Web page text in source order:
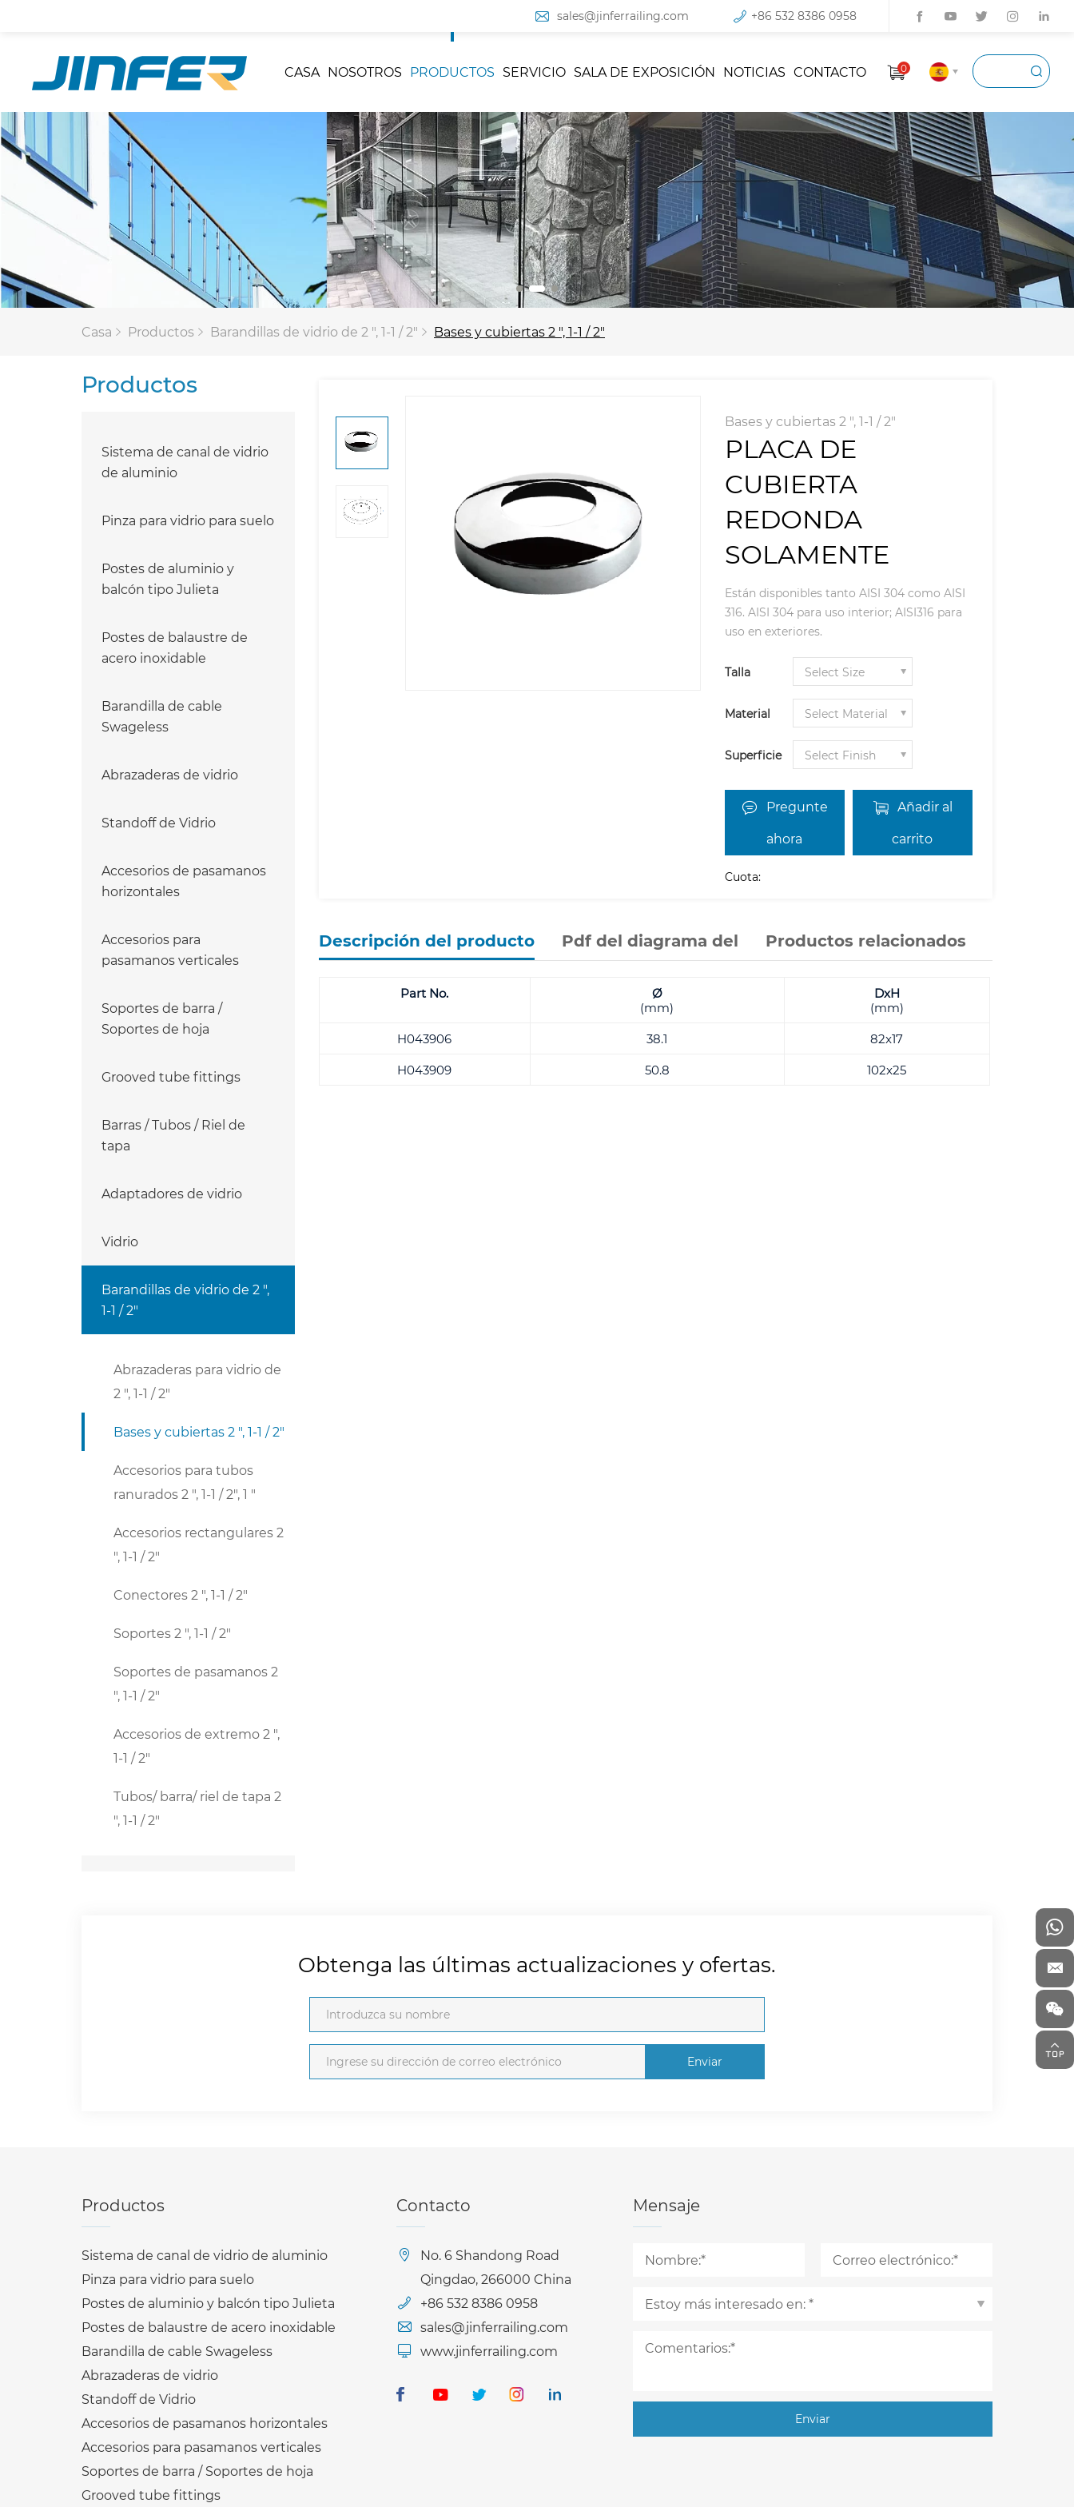
sales@jinferrailing.com +86 532 8386 0958
0
CASA NOSOTROS PRODUCTOS SERVICIO SALA DE EXPOSICIÓN NOTICIAS CONTACTO
Casa Productos Barandillas de vidrio de 2 ", 1-1 / 2" Bases y cubiertas 2 ", 1-1 / 2"
Productos
Sistema de canal de vidrio
de aluminio
Pinza para vidrio para suelo
Postes de aluminio y
balcón tipo Julieta
Postes de balaustre de
acero inoxidable
Barandilla de cable
Swageless
Abrazaderas de vidrio
Standoff de Vidrio
Accesorios de pasamanos
horizontales
Accesorios para
pasamanos verticales
Soportes de barra /
Soportes de hoja
Grooved tube fittings
Barras / Tubos / Riel de
tapa
Adaptadores de vidrio
Vidrio
Barandillas de vidrio de 2 ",
1-1 / 2"
Abrazaderas para vidrio de
2 ", 1-1 / 2"
Bases y cubiertas 2 ", 1-1 / 2"
Accesorios para tubos
ranurados 2 ", 1-1 / 2", 1 "
Accesorios rectangulares 2
", 1-1 / 2"
Conectores 2 ", 1-1 / 2"
Soportes 2 ", 1-1 / 2"
Soportes de pasamanos 2
", 1-1 / 2"
Accesorios de extremo 2 ",
1-1 / 2"
Tubos/ barra/ riel de tapa 2
", 1-1 / 2"
Bases y cubiertas 2 ", 1-1 / 2"
PLACA DE
CUBIERTA
REDONDA
SOLAMENTE
Están disponibles tanto AISI 304 como AISI
316. AISI 304 para uso interior; AISI316 para
uso en exteriores.
Talla
Material
Superficie
Pregunte
ahora
Añadir al
carrito
Cuota:
Descripción del producto Pdf del diagrama del Productos relacionados
Part No.
Ø
(mm)
DxH
(mm)
H043906
38.1
82x17
H043909
50.8 102x25
Obtenga las últimas actualizaciones y ofertas.
Enviar
Productos
Sistema de canal de vidrio de aluminio
Pinza para vidrio para suelo
Postes de aluminio y balcón tipo Julieta
Postes de balaustre de acero inoxidable
Barandilla de cable Swageless
Abrazaderas de vidrio
Standoff de Vidrio
Accesorios de pasamanos horizontales
Accesorios para pasamanos verticales
Soportes de barra / Soportes de hoja
Grooved tube fittings
Contacto
No. 6 Shandong Road
Qingdao, 266000 China
+86 532 8386 0958
sales@jinferrailing.com
www.jinferrailing.com
Mensaje
Enviar